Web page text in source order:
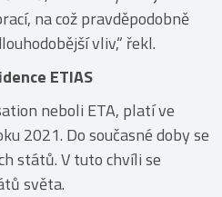
na což pravděpodobně
vliv,“ řekl.
ETIAS
neboli ETA, platí ve
2021. Do současné doby se
států. V tuto chvíli se
světa.